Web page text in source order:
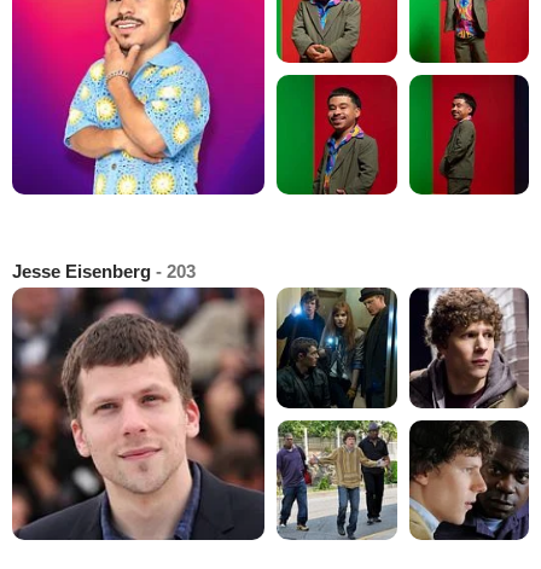
Jesse Eisenberg - 203